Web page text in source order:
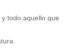
todo aquello que